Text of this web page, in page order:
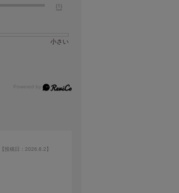
(1)
小さい
【投稿日：2026.8.2】